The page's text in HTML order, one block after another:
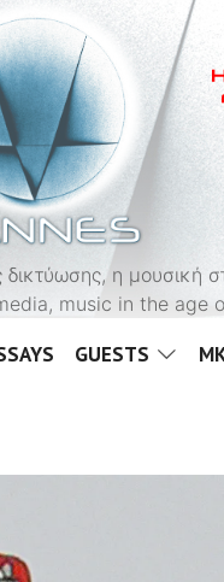
δικτύωσης, η
music in the age
GUESTS